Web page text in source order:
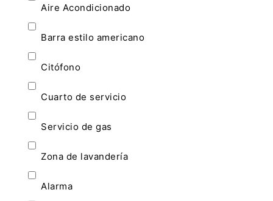
Aire Acondicionado
Barra estilo americano
Citófono
Cuarto de servicio
Servicio de gas
Zona de lavandería
Alarma